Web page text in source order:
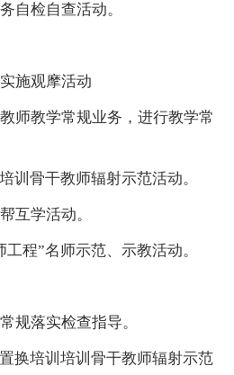
自检自查活动。
施观摩活动
师教学常规业务，进行教学常
训骨干教师辐射示范活动。
互学活动。
程”名师示范、示教活动。
规落实检查指导。
换培训培训骨干教师辐射示范